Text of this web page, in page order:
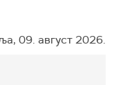
09. август 2026.